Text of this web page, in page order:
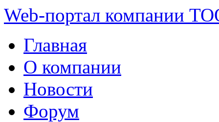
Web-портал компании
Главная
О компании
Новости
Форум